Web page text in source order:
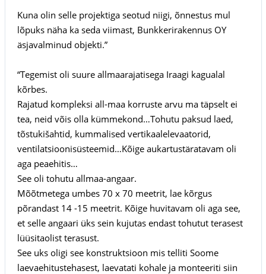
Kuna olin selle projektiga seotud niigi, õnnestus mul
lõpuks näha ka seda viimast, Bunkkerirakennus OY
äsjavalminud objekti.”
“Tegemist oli suure allmaarajatisega Iraagi kagualal
kõrbes.
Rajatud kompleksi all-maa korruste arvu ma täpselt ei
tea, neid võis olla kümmekond…Tohutu paksud laed,
tõstukišahtid, kummalised vertikaalelevaatorid,
ventilatsioonisüsteemid…Kõige aukartustäratavam oli
aga peaehitis…
See oli tohutu allmaa-angaar.
Mõõtmetega umbes 70 x 70 meetrit, lae kõrgus
põrandast 14 -15 meetrit. Kõige huvitavam oli aga see,
et selle angaari üks sein kujutas endast tohutut terasest
lüüsitaolist terasust.
See uks oligi see konstruktsioon mis telliti Soome
laevaehitustehasest, laevatati kohale ja monteeriti siin